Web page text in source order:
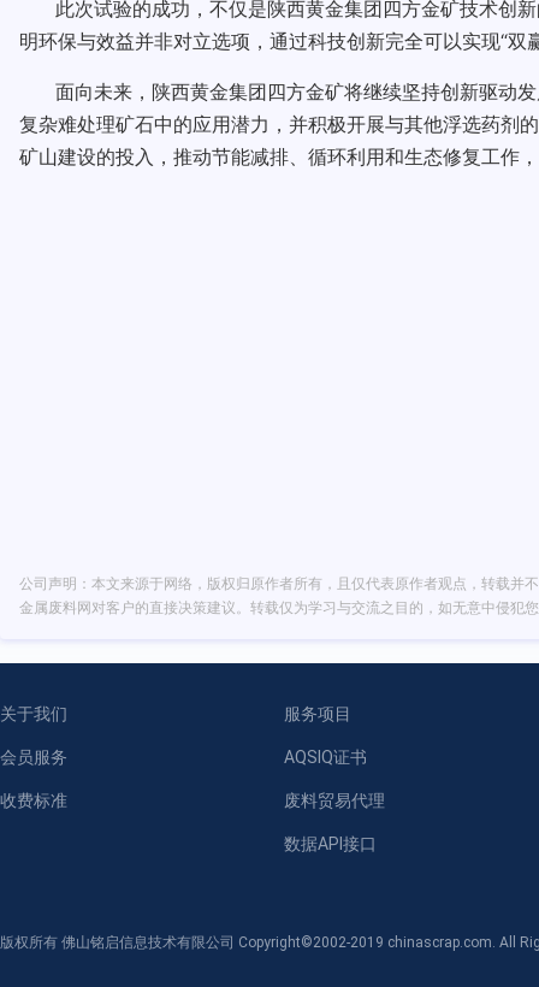
此次试验的成功，不仅是陕西黄金集团四方金矿技术创
明环保与效益并非对立选项，通过科技创新完全可以实现“双
面向未来，陕西黄金集团四方金矿将继续坚持创新驱动
复杂难处理矿石中的应用潜力，并积极开展与其他浮选药剂
矿山建设的投入，推动节能减排、循环利用和生态修复工作
公司声明：本文来源于网络，版权归原作者所有，且仅代表原作者观点，转载
金属废料网对客户的直接决策建议。转载仅为学习与交流之目的，如无意中侵犯
关于我们
会员服务
收费标准
服务项目
AQSIQ证书
废料贸易代理
数据API接口
版权所有 佛山铭启信息技术有限公司 Copyright©2002-2019 chinascrap.com. All